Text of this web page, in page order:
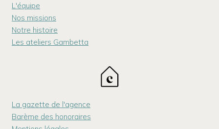
L'équipe
Nos missions
Notre histoire
Les ateliers Gambetta
La gazette de l'agence
Barème des honoraires